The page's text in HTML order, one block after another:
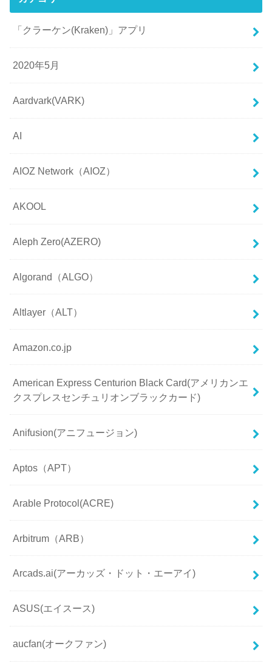
「クラーケン(Kraken)」アプリ
2020年5月
Aardvark(VARK)
AI
AIOZ Network（AIOZ）
AKOOL
Aleph Zero(AZERO)
Algorand（ALGO）
Altlayer（ALT）
Amazon.co.jp
American Express Centurion Black Card(アメリカンエ
クスプレスセンチュリオンブラックカード)
Anifusion(アニフュージョン)
Aptos（APT）
Arable Protocol(ACRE)
Arbitrum（ARB）
Arcads.ai(アーカッズ・ドット・エーアイ)
ASUS(エイスース)
aucfan(オークファン)